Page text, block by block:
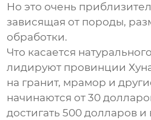
Но это очень
зависящая от породы,
обработки.
Что касается
лидируют провинции
на гранит, мрамор и
начинаются от 30
достигать 500 долларов